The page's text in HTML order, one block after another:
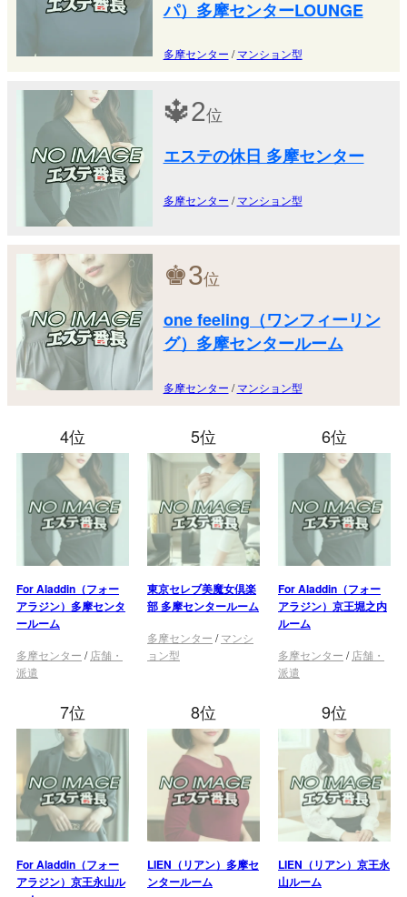
パ）多摩センターLOUNGE
多摩センター /マンション型
🔱2位
エステの休日 多摩センター
多摩センター /マンション型
♚3位
one feeling（ワンフィーリン
グ）多摩センタールーム
多摩センター /マンション型
4位
For Aladdin（フォー
アラジン）多摩センタ
ールーム
多摩センター / 店舗・
派遣
5位
東京セレブ美魔女倶楽
部 多摩センタールーム
多摩センター /マンシ
ョン型
6位
For Aladdin（フォー
アラジン）京王堀之内
ルーム
多摩センター / 店舗・
派遣
7位
For Aladdin（フォー
アラジン）京王永山ル
8位
LIEN（リアン）多摩セ
ンタールーム
9位
LIEN（リアン）京王永
山ルーム